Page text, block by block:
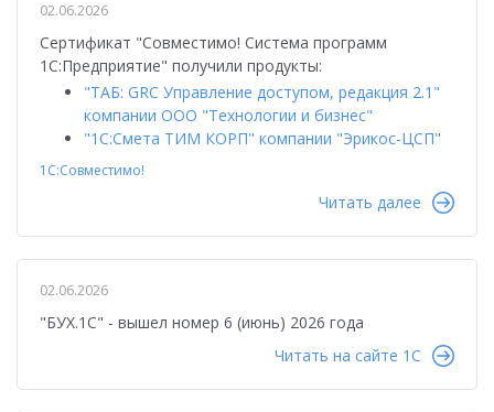
02.06.2026
Сертификат "Совместимо! Система программ
1С:Предприятие" получили продукты:
"ТАБ: GRC Управление доступом, редакция 2.1"
компании ООО "Технологии и бизнес"
"1С:Смета ТИМ КОРП" компании "Эрикос-ЦСП"
1С:Совместимо!
Читать далее
02.06.2026
"БУХ.1С" - вышел номер 6 (июнь) 2026 года
Читать на сайте 1C